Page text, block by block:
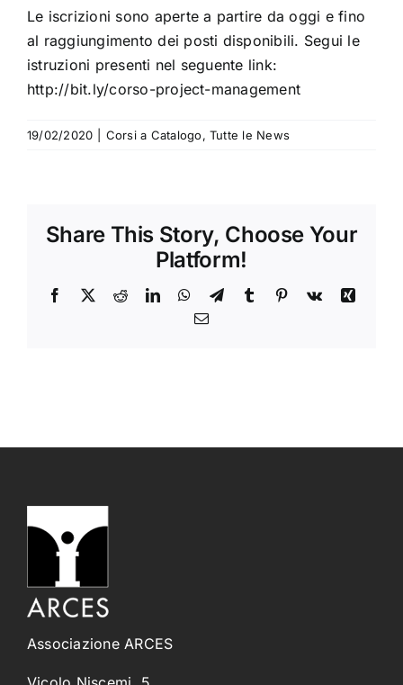
Le iscrizioni sono aperte a partire da oggi e fino
al raggiungimento dei posti disponibili. Segui le
istruzioni presenti nel seguente link:
http://bit.ly/corso-project-management
19/02/2020 Corsi a Catalogo, Tutte le News
Share This Story, Choose Your
Platform!
Facebook
X RedditLinkedInWhatsApp
TelegramTumblr Pinterest
Vk
Xing
Email
Associazione ARCES